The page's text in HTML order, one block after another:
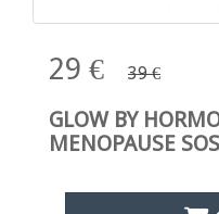
29 € 39 €
GLOW BY
MENOPAUSE SOS